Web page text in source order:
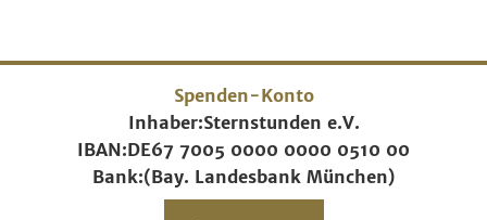
Spenden-Konto
Inhaber:Sternstunden e.V.
IBAN:DE67 7005 0000 0000 0510 00
Bank:(Bay. Landesbank München)